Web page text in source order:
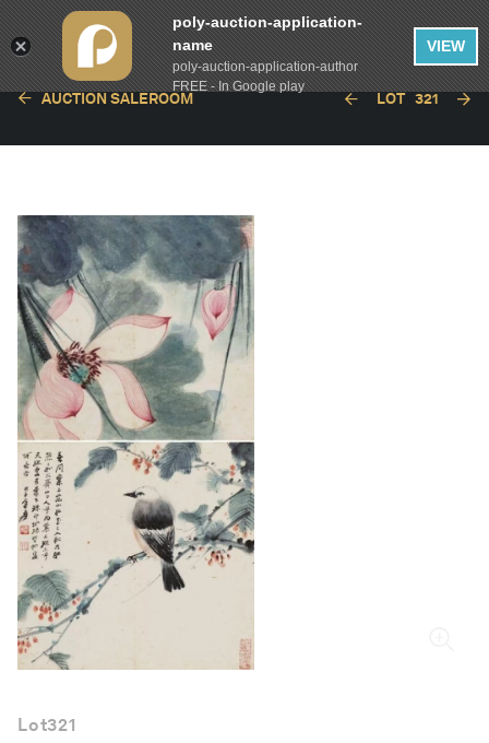
繁體中文
AUCTION SALEROOM LOT 321
Lot321
poly-auction-application-
name
poly-auction-application-author
FREE - In Google play
VIEW